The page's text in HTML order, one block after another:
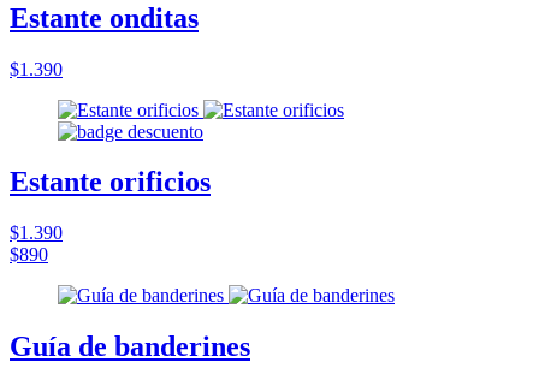
Estante onditas
$1.390
Estante orificios
$1.390
$890
Guía de banderines